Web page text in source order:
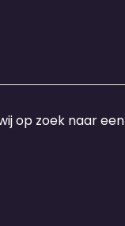
op zoek naar een